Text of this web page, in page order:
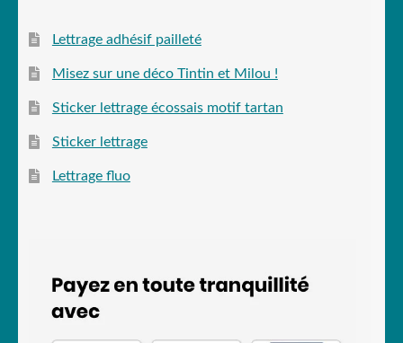
Lettrage adhésif pailleté
Misez sur une déco Tintin et Milou !
Sticker lettrage écossais motif tartan
Sticker lettrage
Lettrage fluo